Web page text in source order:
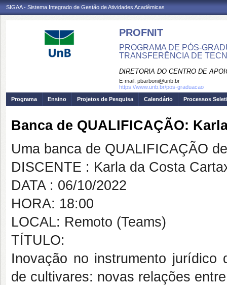
SIGAA - Sistema Integrado de Gestão de Atividades Acadêmicas
PROFNIT
PROGRAMA DE PÓS-
TRANSFERÊNCIA DE
DIRETORIA DO CENTRO DE
E-mail: pbarboni@unb.br
https://www.unb.br/pos-graduacao
Programa
Ensino Projetos de Pesquisa Calendário Processos
Banca de QUALIFICAÇÃO:
Uma banca de QUALIFICAÇÃO
DISCENTE : Karla da Costa
DATA : 06/10/2022
HORA: 18:00
LOCAL: Remoto (Teams)
TÍTULO:
Inovação no instrumento jurídico
de cultivares: novas relações